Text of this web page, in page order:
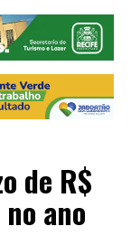
de R$
ano